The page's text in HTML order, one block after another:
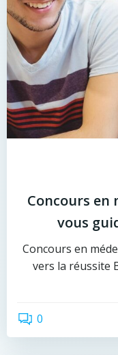
Concours en
vous
Concours en
vers la réussite
0